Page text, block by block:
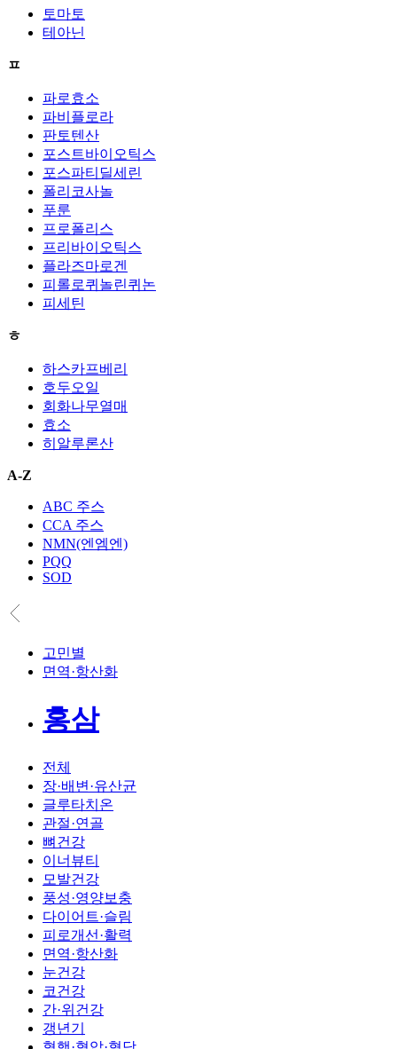
토마토
테아닌
ㅍ
파로효소
파비플로라
판토텐산
포스트바이오틱스
포스파티딜세린
폴리코사놀
푸룬
프로폴리스
프리바이오틱스
플라즈마로겐
피롤로퀴놀린퀴논
피세틴
ㅎ
하스카프베리
호두오일
회화나무열매
효소
히알루론산
A-Z
ABC 주스
CCA 주스
NMN(엔엠엔)
PQQ
SOD
고민별
면역·항산화
홍삼
전체
장·배변·유산균
글루타치온
관절·연골
뼈건강
이너뷰티
모발건강
풍성·영양보충
다이어트·슬림
피로개선·활력
면역·항산화
눈건강
코건강
간·위건강
갱년기